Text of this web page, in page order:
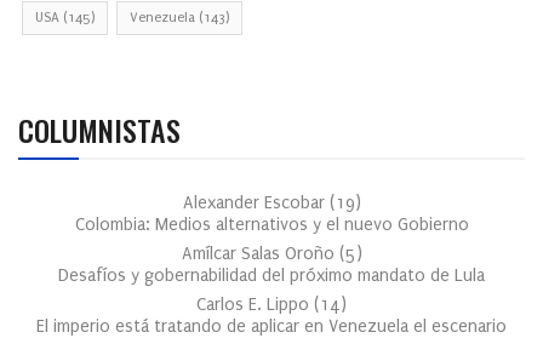
USA (145) Venezuela (143)
COLUMNISTAS
Alexander Escobar (19)
Colombia: Medios alternativos y el nuevo Gobierno
Amílcar Salas Oroño (5)
Desafíos y gobernabilidad del próximo mandato de Lula
Carlos E. Lippo (14)
El imperio está tratando de aplicar en Venezuela el escenario